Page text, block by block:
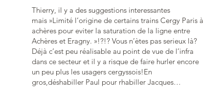
Thierry, il y a des suggestions interessantes
mais »Limité l’origine de certains trains Cergy Paris à
achères pour eviter la saturation de la ligne entre
Achères et Eragny. »!?!? Vous n’ètes pas serieux là?
Déjà c’est peu réalisable au point de vue de l’infra
dans ce secteur et il y a risque de faire hurler encore
un peu plus les usagers cergyssois!En
gros,déshabiller Paul pour rhabiller Jacques…